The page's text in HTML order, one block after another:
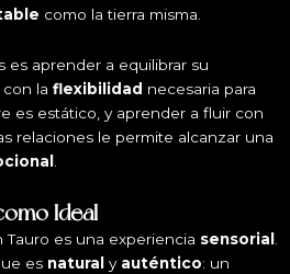
como la tierra misma.
es aprender a equilibrar su
con la flexibilidad necesaria para
es estático, y aprender a fluir con
relaciones le permite alcanzar una
Ideal
Tauro es una experiencia sensorial .
es natural y auténtico: un